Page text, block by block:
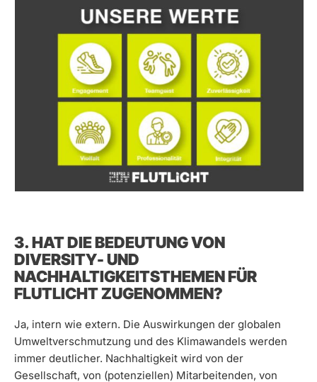
3. HAT DIE BEDEUTUNG VON
DIVERSITY- UND
NACHHALTIGKEITSTHEMEN FÜR
FLUTLICHT ZUGENOMMEN?
Ja, intern wie extern. Die Auswirkungen der globalen
Umweltverschmutzung und des Klimawandels werden
immer deutlicher. Nachhaltigkeit wird von der
Gesellschaft, von (potenziellen) Mitarbeitenden, von